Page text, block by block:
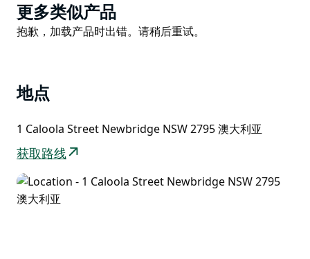
Product
List
更多类似产品
Product
抱歉，加载产品时出错。请稍后重试。
地点
1 Caloola Street Newbridge NSW 2795 澳大利亚
获取路线